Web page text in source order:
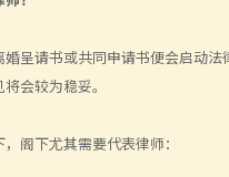
婚呈请书或共同申请书便会启动
会较为稳妥。
阁下尤其需要代表律师：
及公共政策
讯前不再同意分居协议的条款，